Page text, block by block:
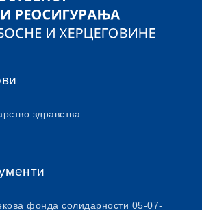
здравства
фонда солидарности 05-07-